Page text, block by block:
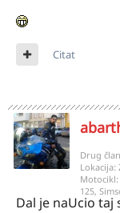
Citat
Drug
Lokacija:
Motocikl:
125,
Dal je naUcio taj